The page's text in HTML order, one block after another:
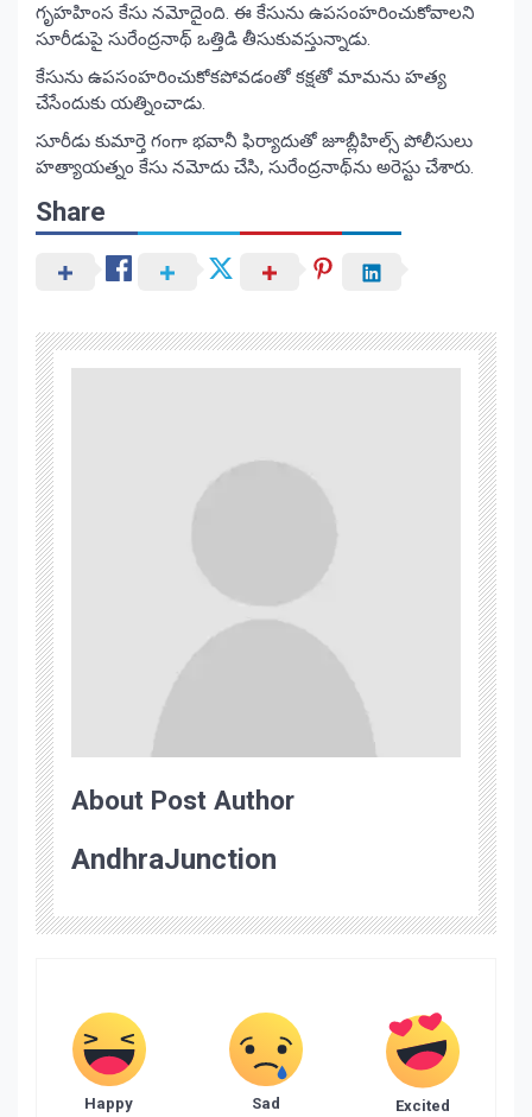
గృహహింస కేసు నమోదైంది. ఈ కేసును ఉపసంహరించుకోవాలని
సూరీడుపై సురేంద్రనాథ్‌ ఒత్తిడి తీసుకువస్తున్నాడు.
కేసును ఉపసంహరించుకోకపోవడంతో కక్షతో మామను హత్య
చేసేందుకు యత్నించాడు.
సూరీడు కుమార్తె గంగా భవానీ ఫిర్యాదుతో జూబ్లీహిల్స్‌ పోలీసులు
హత్యాయత్నం కేసు నమోదు చేసి, సురేంద్రనాథ్‌ను అరెస్టు చేశారు.
Share
About Post Author
AndhraJunction
Happy Sad Excited